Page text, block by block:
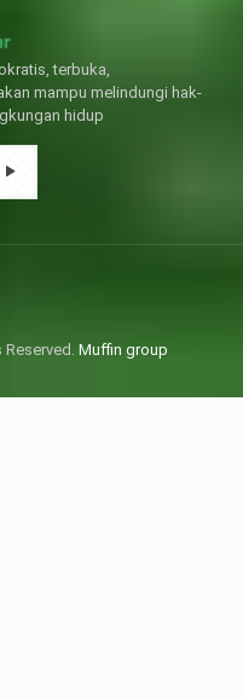
terbuka,
mampu melindungi hak-
hidup
Muffin group